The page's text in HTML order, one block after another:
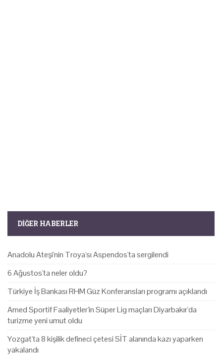
DIĞER HABERLER
Anadolu Ateşi'nin Troya'sı Aspendos'ta sergilendi
6 Ağustos'ta neler oldu?
Türkiye İş Bankası RHM Güz Konferansları programı açıklandı
Amed Sportif Faaliyetler'in Süper Lig maçları Diyarbakır'da
turizme yeni umut oldu
Yozgat'ta 8 kişilik defineci çetesi SİT alanında kazı yaparken
yakalandı